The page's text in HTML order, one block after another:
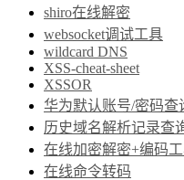
shiro在线解密
websocket调试工具
wildcard DNS
XSS-cheat-sheet
XSSOR
华为默认账号/密码查
历史域名解析记录查
在线加密解密+编码
在线命令转码